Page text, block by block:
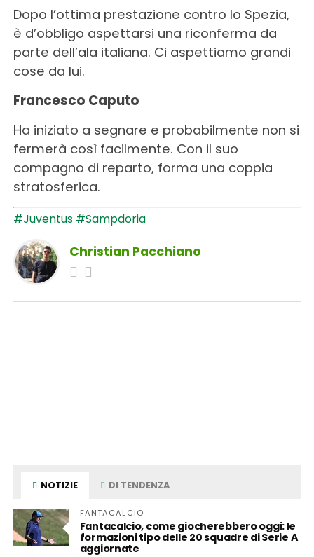
Dopo l’ottima prestazione contro lo Spezia,
è d’obbligo aspettarsi una riconferma da
parte dell’ala italiana. Ci aspettiamo grandi
cose da lui.
Francesco Caputo
Ha iniziato a segnare e probabilmente non si
fermerà così facilmente. Con il suo
compagno di reparto, forma una coppia
stratosferica.
#Juventus #Sampdoria
Christian Pacchiano
NOTIZIE DI TENDENZA
FANTACALCIO
Fantacalcio, come giocherebbero oggi: le
formazioni tipo delle 20 squadre di Serie A
aggiornate